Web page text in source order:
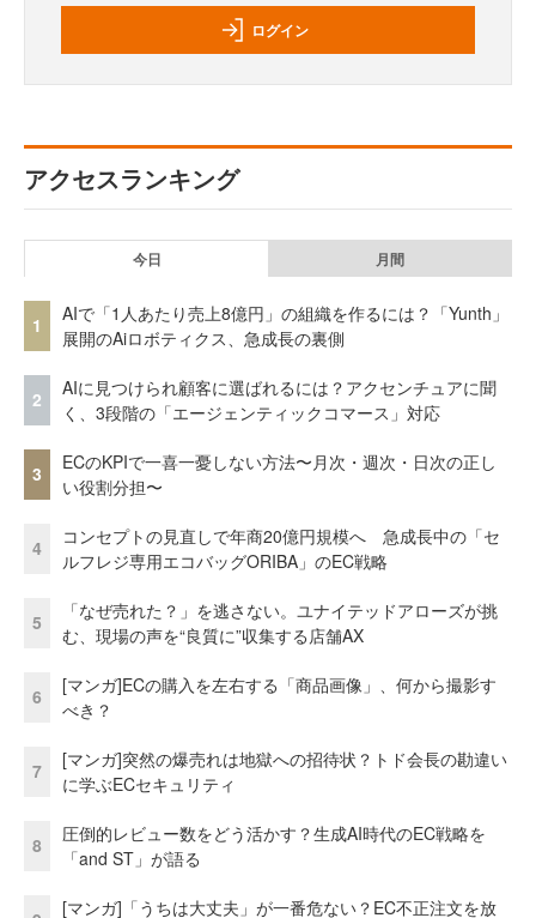
ログイン
アクセスランキング
今日 月間
1
AIで「1人あたり売上8億円」の組織を作るには？「Yunth」
展開のAiロボティクス、急成長の裏側
2
AIに見つけられ顧客に選ばれるには？アクセンチュアに聞
く、3段階の「エージェンティックコマース」対応
3
ECのKPIで一喜一憂しない方法〜月次・週次・日次の正し
い役割分担〜
4
コンセプトの見直しで年商20億円規模へ 急成長中の「セ
ルフレジ専用エコバッグORIBA」のEC戦略
5
「なぜ売れた？」を逃さない。ユナイテッドアローズが挑
む、現場の声を“良質に”収集する店舗AX
6
[マンガ]ECの購入を左右する「商品画像」、何から撮影す
べき？
7
[マンガ]突然の爆売れは地獄への招待状？トド会長の勘違い
に学ぶECセキュリティ
8
圧倒的レビュー数をどう活かす？生成AI時代のEC戦略を
「and ST」が語る
[マンガ]「うちは大丈夫」が一番危ない？EC不正注文を放